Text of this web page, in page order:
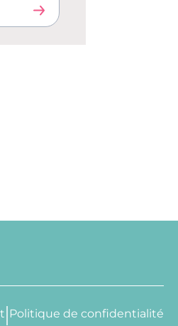
Politique de confidentialité